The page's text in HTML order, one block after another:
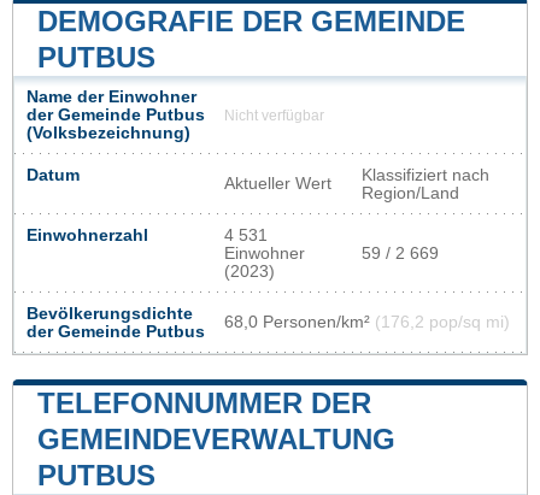
DEMOGRAFIE DER GEMEINDE
PUTBUS
Name der Einwohner
der Gemeinde Putbus
(Volksbezeichnung)
Nicht verfügbar
Datum Aktueller Wert
Klassifiziert nach
Region/Land
Einwohnerzahl
4 531
Einwohner
(2023)
59 / 2 669
Bevölkerungsdichte
der Gemeinde Putbus
68,0 Personen/km² (176,2 pop/sq mi)
TELEFONNUMMER DER
GEMEINDEVERWALTUNG
PUTBUS